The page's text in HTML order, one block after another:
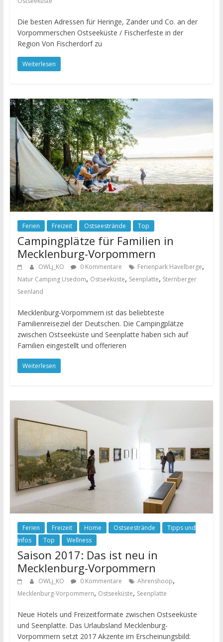
Die besten Adressen für Heringe, Zander und Co. an der
Vorpommerschen Ostseeküste / Fischerfeste in der
Region Von Fischerdorf zu
Weiterlesen
Ferien Freizeit Ostseestrände Top
Campingplätze für Familien in
Mecklenburg-Vorpommern
OWLj_KO 0 Kommentare Ferienpark Havelberge,
Natur Camping Usedom, Ostseeküste, Seenplatte, Sternberger
Seenland
Mecklenburg-Vorpommern ist das beliebteste
Familienreiseziel der Deutschen. Die Campingplätze
zwischen Ostseeküste und Seenplatte haben sich auf
Familien eingestellt und offerieren
Weiterlesen
Ferien Freizeit Home Ostseestrände
Tipps und
Infos
Top Wellness
Saison 2017: Das ist neu in
Mecklenburg-Vorpommern
OWLj_KO 0 Kommentare Ahrenshoop,
Mecklenburg-Vorpommern, Ostseeküste, Seenplatte
Neue Hotels und Freizeitformate zwischen Ostseeküste
und Seenplatte. Das Urlaubsland Mecklenburg-
Vorpommern setzt 2017 Akzente im Erscheinungsbild: